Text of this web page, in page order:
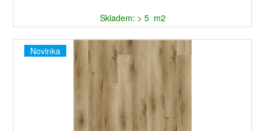
Skladem: > 5 m2
Novinka